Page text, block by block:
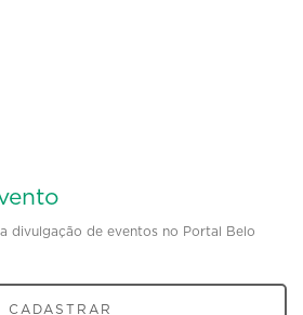
divulgação de eventos no Portal Belo
CADASTRAR